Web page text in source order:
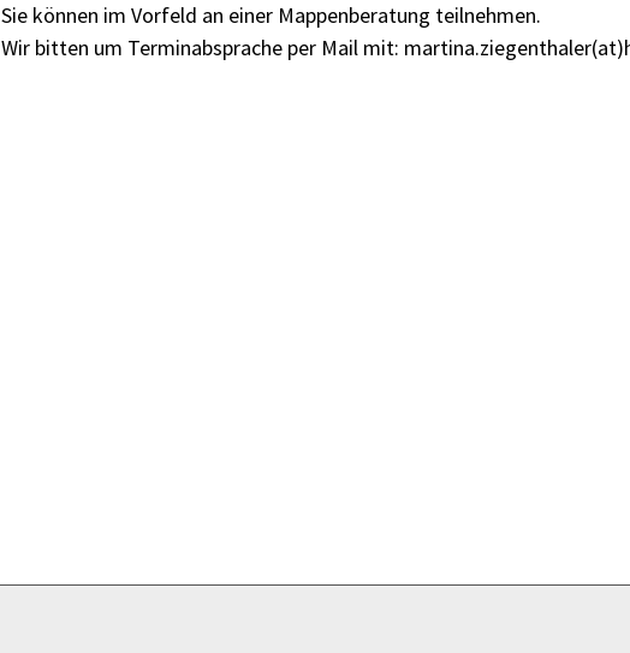
Sie können im Vorfeld an einer Mappenberatung teilnehmen.
Wir bitten um Terminabsprache per Mail mit: